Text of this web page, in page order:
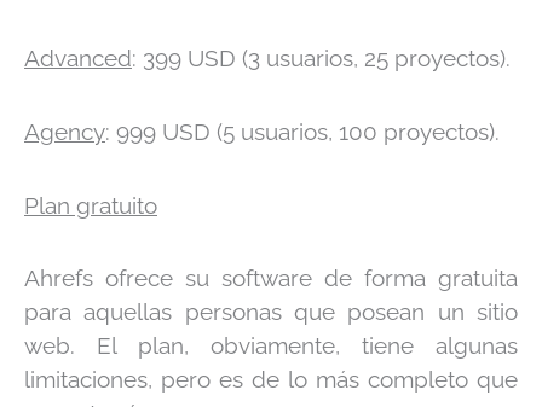
Advanced: 399 USD (3 usuarios, 25 proyectos).
Agency: 999 USD (5 usuarios, 100 proyectos).
Plan gratuito
Ahrefs ofrece su software de forma gratuita
para aquellas personas que posean un sitio
web. El plan, obviamente, tiene algunas
limitaciones, pero es de lo más completo que